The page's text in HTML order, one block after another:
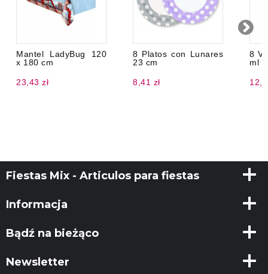
Mantel LadyBug 120
x 180 cm
23,43 zł
8 Platos con Lunares
23 cm
8,41 zł
8
ml
Fiestas Mix - Articulos para fiestas
Informacja
Bądź na bieżąco
Newsletter